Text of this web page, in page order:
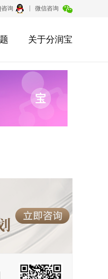
咨询 微信咨询
关于分润宝